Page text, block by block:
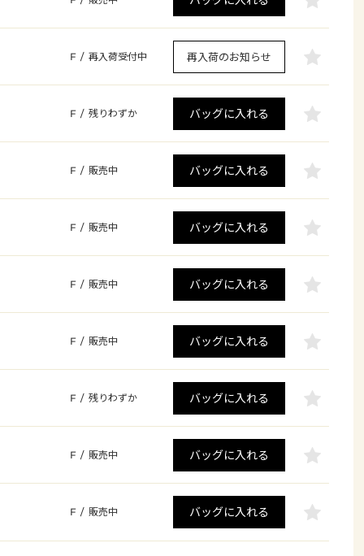
F / 再入荷受付中 再入荷のお知らせ
F / 残りわずか バッグに入れる
F / 販売中 バッグに入れる
F / 販売中 バッグに入れる
F / 販売中 バッグに入れる
F / 販売中 バッグに入れる
F / 残りわずか バッグに入れる
F / 販売中 バッグに入れる
F / 販売中 バッグに入れる